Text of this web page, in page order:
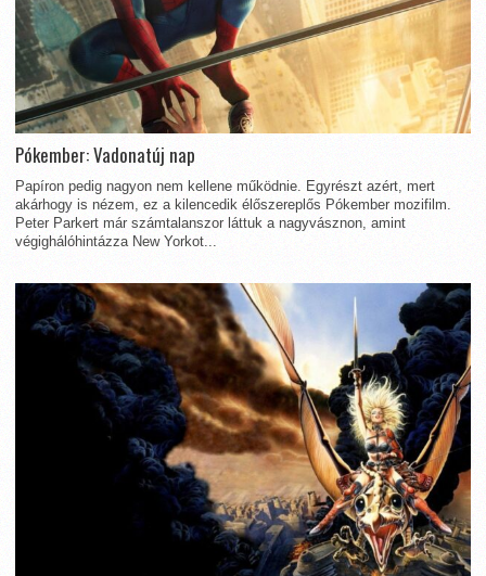
Pókember: Vadonatúj nap
Papíron pedig nagyon nem kellene működnie. Egyrészt azért, mert
akárhogy is nézem, ez a kilencedik élőszereplős Pókember mozifilm.
Peter Parkert már számtalanszor láttuk a nagyvásznon, amint
végighálóhintázza New Yorkot...